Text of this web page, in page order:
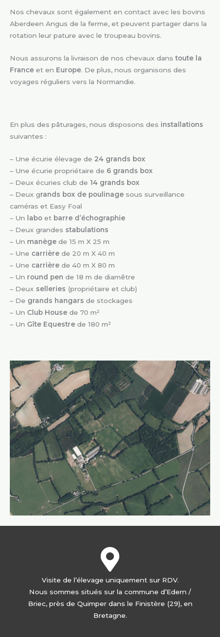
Nos chevaux sont également en contact avec les bovins
Aberdeen Angus de la ferme, et peuvent partager dans la
rotation leur pature avec le troupeau bovins.
Nous assurons la livraison de nos chevaux danstoute la
France et en Europe. De plus, nous organisons des
voyages réguliers vers la Normandie.
En plus des pâturages, nous disposons des installations
suivantes :
– Une écurie élevage de 24 grands box
– Une écurie propriétaire de 6 grands box
– Deux écuries club de 14 grands box
– Deux grands box de poulinage sous surveillance
caméras et Easy Foal
– Un
labo et barre d’échographie
– Deux grandes stabulations
– Un manège de 15 m X 25 m
– Une carrière de 20 m X 40 m
– Une carrière de 40 m X 80 m
– Un round pen de 18 m de diamêtre
– Deux selleries (propriétaire et club)
– De grands hangars de stockages
– Un Club House de 70 m²
– Un Gîte Equestre de 180 m²
Visite de l’élevage uniquement sur RDV.
Nous sommes situés sur la commune d’Edern /
Briec, près de Quimper dans le Finistère (29), en
Bretagne.